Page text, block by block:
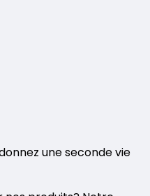
une seconde vie